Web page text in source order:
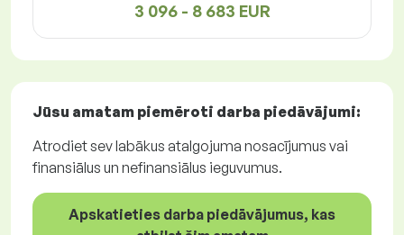
3 096 - 8 683 EUR
Jūsu amatam piemēroti darba piedāvājumi:
Atrodiet sev labākus atalgojuma nosacījumus vai
finansiālus un nefinansiālus ieguvumus.
Apskatieties darba piedāvājumus, kas